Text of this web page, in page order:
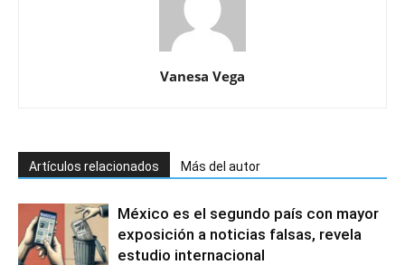
Vanesa Vega
Artículos relacionados Más del autor
México es el segundo país con mayor
exposición a noticias falsas, revela
estudio internacional